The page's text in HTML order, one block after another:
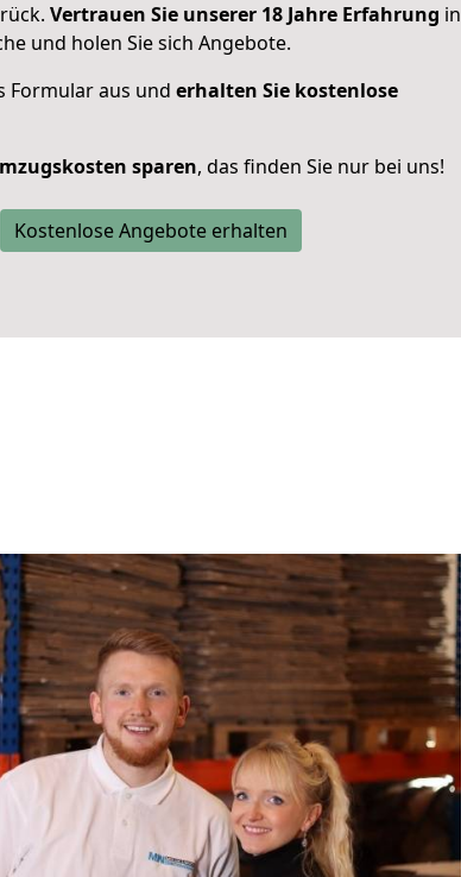
Vertrauen Sie unserer 18 Jahre Erfahrung in
und holen Sie sich Angebote.
Formular aus und erhalten Sie kostenlose
sparen, das finden Sie nur bei uns!
Kostenlose Angebote erhalten